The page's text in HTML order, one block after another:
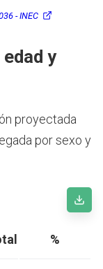
- INEC
y
proyectada
por sexo y
%